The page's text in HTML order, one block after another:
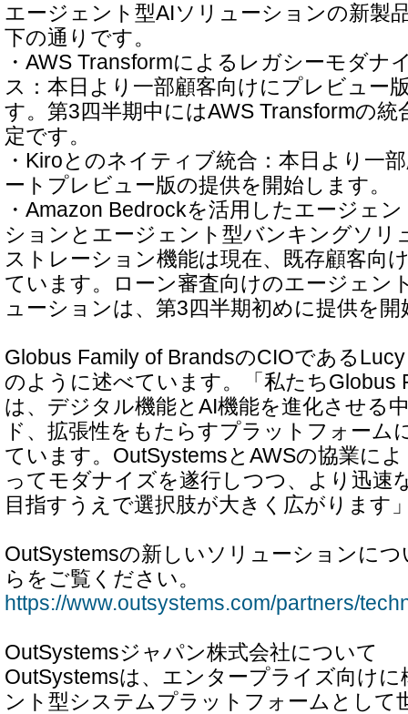
エージェント型AIソリューションの新製
下の通りです。
・AWS Transformによるレガシーモダナ
ス：本日より一部顧客向けにプレビュー
す。第3四半期中にはAWS Transformの統
定です。
・Kiroとのネイティブ統合：本日より一
ートプレビュー版の提供を開始します。
・Amazon Bedrockを活用したエージェ
ションとエージェント型バンキングソリ
ストレーション機能は現在、既存顧客向
ています。ローン審査向けのエージェン
ューションは、第3四半期初めに提供を
Globus Family of BrandsのCIOである
のように述べています。「私たちGlobus
は、デジタル機能とAI機能を進化させる
ド、拡張性をもたらすプラットフォーム
ています。OutSystemsとAWSの協業に
ってモダナイズを遂行しつつ、より迅速
目指すうえで選択肢が大きく広がります
OutSystemsの新しいソリューションに
らをご覧ください。
https://www.outsystems.com/partners/
OutSystemsジャパン株式会社について
OutSystemsは、エンタープライズ向け
ント型システムプラットフォームとして